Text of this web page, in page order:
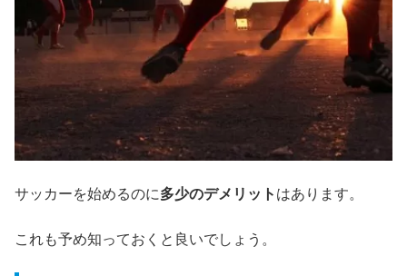
サッカーを始めるのに多少のデメリット はあります。
これも予め知っておくと良いでしょう。